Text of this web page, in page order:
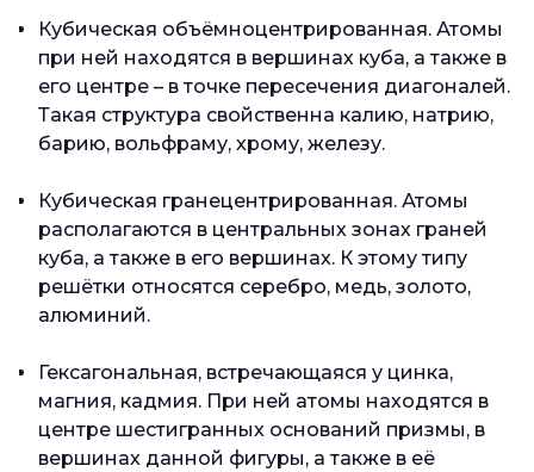
Кубическая объёмноцентрированная. Атомы
при ней находятся в вершинах куба, а также в
его центре – в точке пересечения диагоналей.
Такая структура свойственна калию, натрию,
барию, вольфраму, хрому, железу.
Кубическая гранецентрированная. Атомы
располагаются в центральных зонах граней
куба, а также в его вершинах. К этому типу
решётки относятся серебро, медь, золото,
алюминий.
Гексагональная, встречающаяся у цинка,
магния, кадмия. При ней атомы находятся в
центре шестигранных оснований призмы, в
вершинах данной фигуры, а также в её